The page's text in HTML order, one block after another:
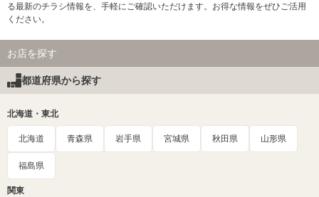
る最新のチラシ情報を、手軽にご確認いただけます。お得な情報をぜひご活用
ください。
お店を探す
都道府県から探す
北海道・東北
北海道 青森県 岩手県 宮城県 秋田県 山形県
福島県
関東